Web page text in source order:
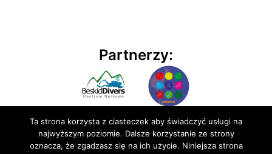
Partnerzy:
Ta strona korzysta z ciasteczek aby świadczyć usługi na
najwyższym poziomie. Dalsze korzystanie ze strony
oznacza, że zgadzasz się na ich użycie. Niniejsza strona